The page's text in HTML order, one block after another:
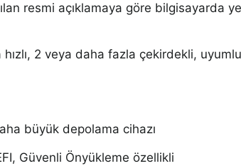
resmi açıklamaya göre bilgisayarda
2 veya daha fazla çekirdekli,
büyük depolama cihazı
Güvenli Önyükleme özellikli